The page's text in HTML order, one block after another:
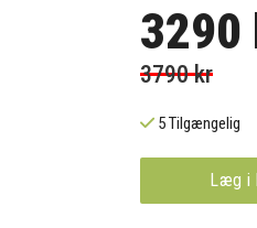
3290
3790 kr
5 Tilgængelig
Læg i